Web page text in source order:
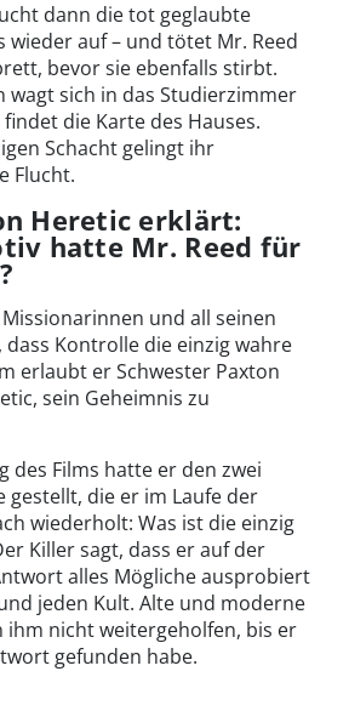
dann die tot geglaubte
wieder auf – und tötet Mr. Reed
bevor sie ebenfalls stirbt.
wagt sich in das Studierzimmer
die Karte des Hauses.
Schacht gelingt ihr
Flucht.
Heretic erklärt:
hatte Mr. Reed für
und all seinen
dass Kontrolle die einzig wahre
erlaubt er Schwester Paxton
sein Geheimnis zu
des Films hatte er den zwei
gestellt, die er im Laufe der
wiederholt: Was ist die einzig
Killer sagt, dass er auf der
alles Mögliche ausprobiert
jeden Kult. Alte und moderne
ihm nicht weitergeholfen, bis er
gefunden habe.